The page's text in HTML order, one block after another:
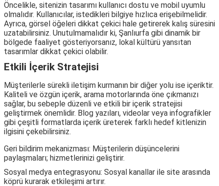
Öncelikle, sitenizin tasarımı kullanıcı dostu ve mobil uyumlu
olmalıdır. Kullanıcılar, istedikleri bilgiye hızlıca erişebilmelidir.
Ayrıca, görsel öğeleri dikkat çekici hale getirerek kalış süresini
uzatabilirsiniz. Unutulmamalıdır ki, Şanlıurfa gibi dinamik bir
bölgede faaliyet gösteriyorsanız, lokal kültürü yansıtan
tasarımlar dikkat çekici olabilir.
Etkili İçerik Stratejisi
Müşterilerle sürekli iletişim kurmanın bir diğer yolu ise içeriktir.
Kaliteli ve özgün içerik, arama motorlarında öne çıkmanızı
sağlar, bu sebeple düzenli ve etkili bir içerik stratejisi
geliştirmek önemlidir. Blog yazıları, videolar veya infografikler
gibi çeşitli formatlarda içerik üreterek farklı hedef kitlenizin
ilgisini çekebilirsiniz.
Geri bildirim mekanizması: Müşterilerin düşüncelerini
paylaşmaları; hizmetlerinizi geliştirir.
Sosyal medya entegrasyonu: Sosyal kanallar ile site arasında
köprü kurarak etkileşimi artırır.